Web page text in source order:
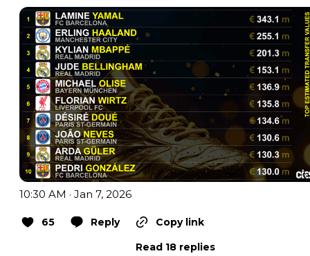
10:30 AM · Jan 7, 2026
65 Reply
Copy link
Read 18 replies